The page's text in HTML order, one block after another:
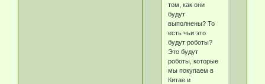
том, как они
будут
выполнены? То
есть чьи это
будут роботы?
Это будут
роботы, которые
мы покупаем в
Китае и